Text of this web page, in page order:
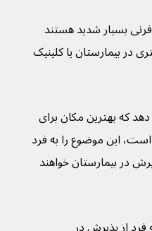
بسیار شدید هستند
بستری در بیمارستان یا کلینیک
که بهترین مکان برای
است، این موضوع را به فرد
در بیمارستان خواهند